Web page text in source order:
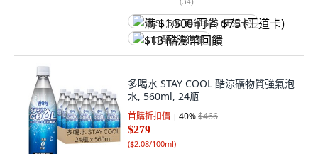
满 $1,500 再省 $75 (王道卡)
$13 酷澎幣回饋
多喝水 STAY COOL 酷涼礦物質強氣泡
水, 560ml, 24瓶
首購折扣價 40%$466
$279
($2.08/100ml)